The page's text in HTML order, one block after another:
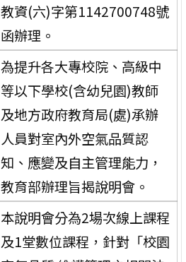
教資(六)字第1142700748號
函辦理。
為提升各大專校院、高級中
等以下學校(含幼兒園)教師
及地方政府教育局(處)承辦
人員對室內外空氣品質認
知、應變及自主管理能力，
教育部辦理旨揭說明會。
本說明會分為2場次線上課程
及1堂數位課程，針對「校園